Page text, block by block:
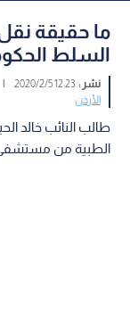
ما حقيقة
السلط
نشر :12:23 2020/2/5
|
الأردن
طالب النائب خالد
الطبية من